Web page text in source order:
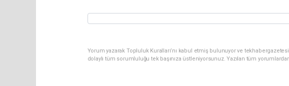
Yorum yazarak Topluluk Kuralları’nı kabul etmiş bulunuyor ve
dolaylı tüm sorumluluğu tek başınıza üstleniyorsunuz. Yazılan tüm